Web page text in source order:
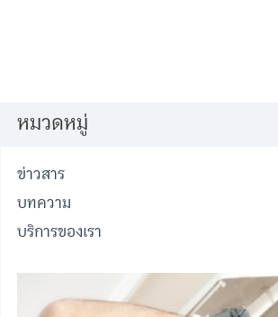
หมวดหมู่
ข่าวสาร
บทความ
บริการของเรา